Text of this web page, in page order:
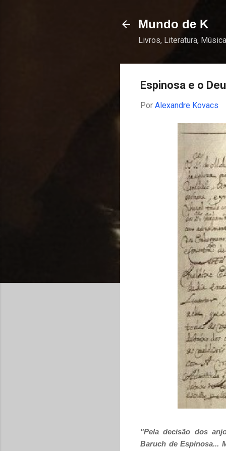
Mundo de K
Livros, Literatura,
Espinosa e o
Por Alexandre Kovacs
"Pela decisão dos
Baruch de Espinosa...